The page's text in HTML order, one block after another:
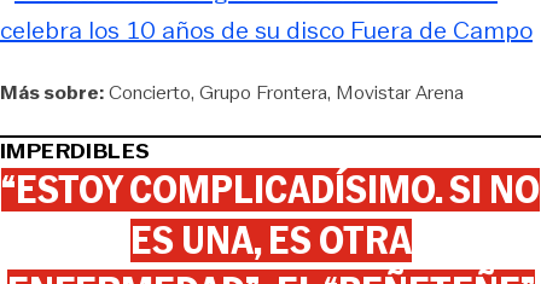
celebra los 10 años de su disco Fuera de Campo
Más sobre:Concierto Grupo Frontera Movistar Arena
IMPERDIBLES
“ESTOY COMPLICADÍSIMO. SI NO
ES UNA, ES OTRA